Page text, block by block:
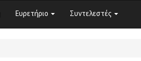
Ευρετήριο Συντελεστές